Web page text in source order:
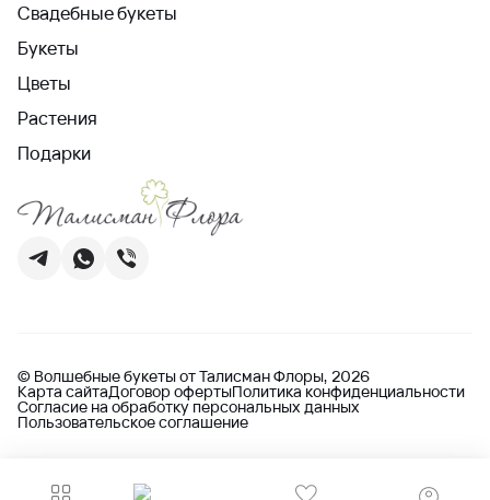
Свадебные букеты
Букеты
Цветы
Растения
Подарки
© Волшебные букеты от Талисман Флоры, 2026
Карта сайтаДоговор офертыПолитика конфиденциальности
Согласие на обработку персональных данных
Пользовательское соглашение